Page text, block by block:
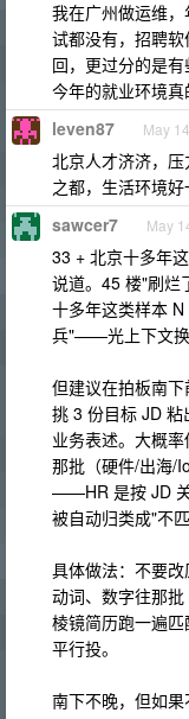
我在广州做运维
试都没有，招聘
回，更过分的是有
今年的就业环境真
leven87 May 14
北京人才济济，
之都，生活环境好
sawcer7 May
33 + 北京十多年
说道。45 楼"刷烂
十多年这类样本
兵"——光上下文换
但建议在拍板南
挑 3 份目标 JD 粘
业务表述。大概
那批（硬件/出海/
——HR 是按 JD 关
被自动归类成"不匹
具体做法：不要
动词、数字往那
棱镜简历跑一遍
平行投。
南下不晚，但如